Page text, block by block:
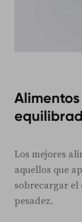
Los mejores
aquellos que
sobrecargar el
pesadez.